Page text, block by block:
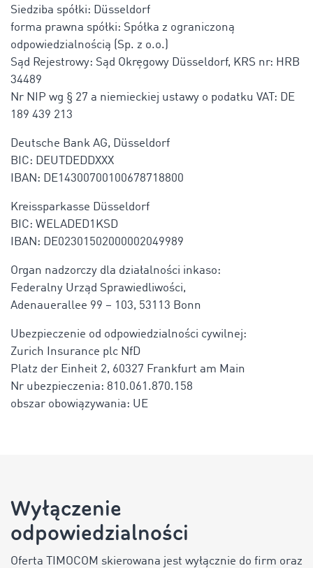
Siedziba spółki: Düsseldorf
forma prawna spółki: Spółka z ograniczoną
odpowiedzialnością (Sp. z o.o.)
Sąd Rejestrowy: Sąd Okręgowy Düsseldorf, KRS nr: HRB
34489
Nr NIP wg § 27 a niemieckiej ustawy o podatku VAT: DE
189 439 213
Deutsche Bank AG, Düsseldorf
BIC: DEUTDEDDXXX
IBAN: DE14300700100678718800
Kreissparkasse Düsseldorf
BIC: WELADED1KSD
IBAN: DE02301502000002049989
Organ nadzorczy dla działalności inkaso:
Federalny Urząd Sprawiedliwości,
Adenauerallee 99 – 103, 53113 Bonn
Ubezpieczenie od odpowiedzialności cywilnej:
Zurich Insurance plc NfD
Platz der Einheit 2, 60327 Frankfurt am Main
Nr ubezpieczenia: 810.061.870.158
obszar obowiązywania: UE
Wyłączenie
odpowiedzialności
Oferta TIMOCOM skierowana jest wyłącznie do firm oraz